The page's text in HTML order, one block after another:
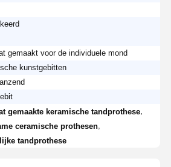
gemaakt voor de individuele mond
kunstgebitten
gemaakte keramische tandprothese
ceramische prothesen
tandprothese